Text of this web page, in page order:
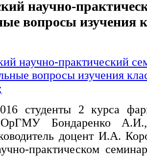
научно-
вопросы изучения
студенты 2 курса
ОрГМУ Бондаренко
доцент И.А.
практическом